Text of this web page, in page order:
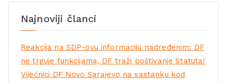
Najnoviji članci
Reakcija na SDP-ovu informaciju nadređenim: DF
ne trguje funkcijama, DF traži poštivanje Statuta!
Vijećnici DF Novo Sarajevo na sastanku kod